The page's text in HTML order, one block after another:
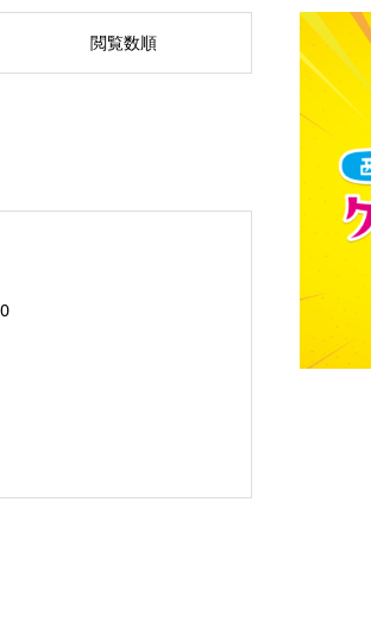
閲覧数順